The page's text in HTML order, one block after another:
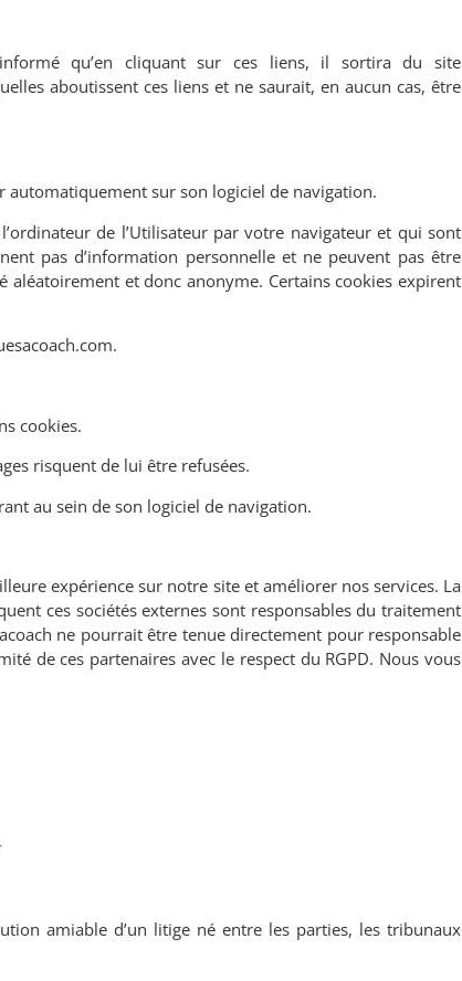
qu’en cliquant sur ces liens, il sortira du site
aboutissent ces liens et ne saurait, en aucun cas, être
automatiquement sur son logiciel de navigation.
’ordinateur de l’Utilisateur par votre navigateur et qui sont
pas d’information personnelle et ne peuvent pas être
et donc anonyme. Certains cookies expirent
cookies.
risquent de lui être refusées.
au sein de son logiciel de navigation.
expérience sur notre site et améliorer nos services. La
ces sociétés externes sont responsables du traitement
ne pourrait être tenue directement pour responsable
de ces partenaires avec le respect du RGPD. Nous vous
amiable d’un litige né entre les parties, les tribunaux